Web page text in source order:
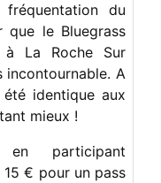
du
le Bluegrass
à La Roche Sur
incontournable. A
identique aux
mieux !
participant
€ pour un pass